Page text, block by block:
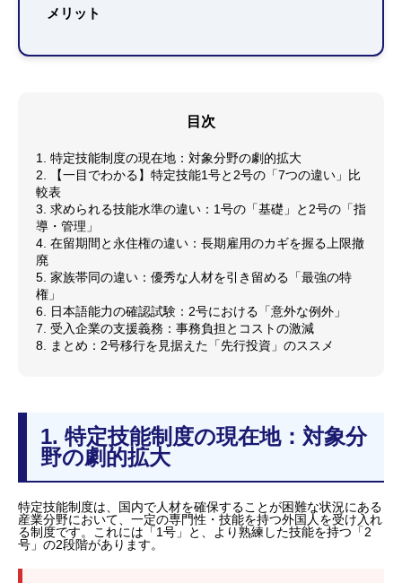
メリット
目次
1. 特定技能制度の現在地：対象分野の劇的拡大
2. 【一目でわかる】特定技能1号と2号の「7つの違い」比
較表
3. 求められる技能水準の違い：1号の「基礎」と2号の「指
導・管理」
4. 在留期間と永住権の違い：長期雇用のカギを握る上限撤
廃
5. 家族帯同の違い：優秀な人材を引き留める「最強の特
権」
6. 日本語能力の確認試験：2号における「意外な例外」
7. 受入企業の支援義務：事務負担とコストの激減
8. まとめ：2号移行を見据えた「先行投資」のススメ
1. 特定技能制度の現在地：対象分
野の劇的拡大
特定技能制度は、国内で人材を確保することが困難な状況にある
産業分野において、一定の専門性・技能を持つ外国人を受け入れ
る制度です。これには「1号」と、より熟練した技能を持つ「2
号」の2段階があります。